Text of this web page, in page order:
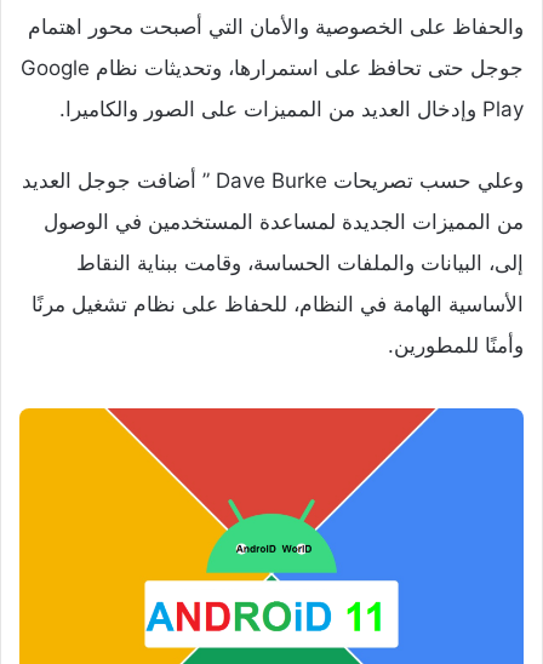
والحفاظ على الخصوصية والأمان التي أصبحت محور اهتمام
جوجل حتى تحافظ على استمرارها، وتحديثات نظام Google
Play وإدخال العديد من المميزات على الصور والكاميرا.
وعلي حسب تصريحات Dave Burke ” أضافت جوجل العديد
من المميزات الجديدة لمساعدة المستخدمين في الوصول
إلى، البيانات والملفات الحساسة، وقامت ببناية النقاط
الأساسية الهامة في النظام، للحفاظ على نظام تشغيل مرنًا
وأمنًا للمطورين.